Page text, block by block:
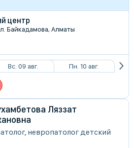
центр
Байкадамова, Алматы
Вс. 09 авг. Пн. 10 авг.
Ляззат
, невропатолог детский